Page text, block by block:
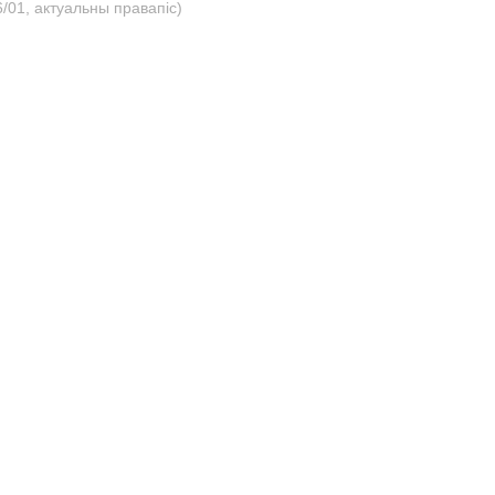
актуальны правапіс)